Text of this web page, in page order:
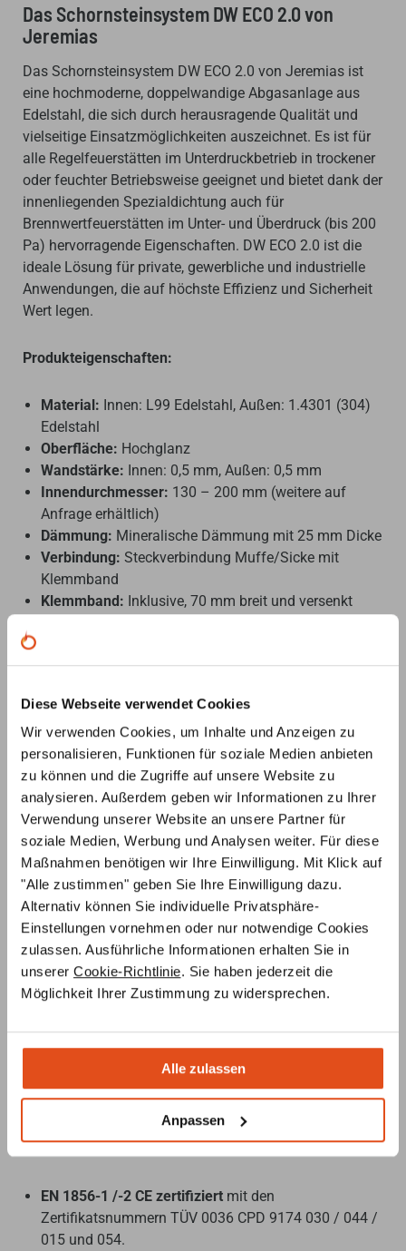
Diese Webseite verwendet Cookies
Wir verwenden Cookies, um Inhalte und Anzeigen zu
personalisieren, Funktionen für soziale Medien anbieten
zu können und die Zugriffe auf unsere Website zu
analysieren. Außerdem geben wir Informationen zu Ihrer
Verwendung unserer Website an unsere Partner für
soziale Medien, Werbung und Analysen weiter. Für diese
Maßnahmen benötigen wir Ihre Einwilligung. Mit Klick auf
"Alle zustimmen" geben Sie Ihre Einwilligung dazu.
Alternativ können Sie individuelle Privatsphäre-
Einstellungen vornehmen oder nur notwendige Cookies
zulassen. Ausführliche Informationen erhalten Sie in
unserer Cookie-Richtlinie. Sie haben jederzeit die
Möglichkeit Ihrer Zustimmung zu widersprechen.
Alle zulassen
Anpassen
Das Schornsteinsystem DW ECO 2.0 von
Jeremias
Das Schornsteinsystem DW ECO 2.0 von Jeremias ist
eine hochmoderne, doppelwandige Abgasanlage aus
Edelstahl, die sich durch herausragende Qualität und
vielseitige Einsatzmöglichkeiten auszeichnet. Es ist für
alle Regelfeuerstätten im Unterdruckbetrieb in trockener
oder feuchter Betriebsweise geeignet und bietet dank der
innenliegenden Spezialdichtung auch für
Brennwertfeuerstätten im Unter- und Überdruck (bis 200
Pa) hervorragende Eigenschaften. DW ECO 2.0 ist die
ideale Lösung für private, gewerbliche und industrielle
Anwendungen, die auf höchste Effizienz und Sicherheit
Wert legen.
Produkteigenschaften:
Material: Innen: L99 Edelstahl, Außen: 1.4301 (304)
Edelstahl
Oberfläche: Hochglanz
Wandstärke: Innen: 0,5 mm, Außen: 0,5 mm
Innendurchmesser: 130 – 200 mm (weitere auf
Anfrage erhältlich)
Dämmung: Mineralische Dämmung mit 25 mm Dicke
Verbindung: Steckverbindung Muffe/Sicke mit
Klemmband
Klemmband: Inklusive, 70 mm breit und versenkt
Besondere Merkmale:
25 Jahre Garantie
Einfache Montage:Steckverbindung mit Muffe/Sicke
und gesichert durch ein Klemmband für besseren Halt
in waagrechten Verbindungsleitungen.
Hochwertige Dämmung:Homogene Dämmschale
aus 25 mm fester Mineralwolle mit 120 kg/m³
garantierter Pressdichte, ohne Wärmebrücken
zwischen den Metallschalen.
Sicherheitsmerkmale:Rußbrandbeständig bis 1000
°C, niedrige Temperatur am Außenmantel, freie
Ausdehnung des Innenrohrs nach einem Rußbrand
zur Gewährleistung der Beständigkeit.
Vielfältige Farbmöglichkeiten:Außenmantel auf
Anfrage in allen RAL Farben erhältlich.
Flexibel und stabil:3 Meter freistehend ab letztem
Wandkonsole alle 16 Meter.
Zertifizierungen und Normen:
EN 1856-1 /-2 CE zertifiziert mit den
Zertifikatsnummern TÜV 0036 CPD 9174 030 / 044 /
015 und 054.